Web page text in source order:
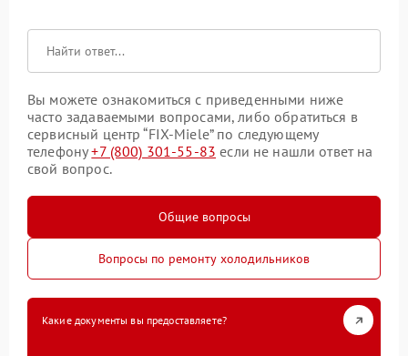
Вы можете ознакомиться с приведенными ниже
часто задаваемыми вопросами, либо обратиться в
сервисный центр “FIX-Miele” по следующему
телефону+7 (800) 301-55-83 если не нашли ответ на
свой вопрос.
Общие вопросы
Вопросы по ремонту холодильников
Какие документы вы предоставляете?